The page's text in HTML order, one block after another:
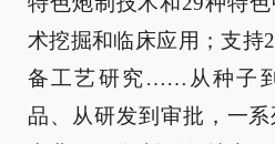
术挖掘和临床应用；支持
备工艺研究……从种子
品、从研发到审批，一